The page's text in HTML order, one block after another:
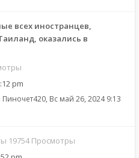
всех иностранцев,
оказались в
pm
Пиночет420, Вс май 26, 2024 9:13
19754 Просмотры